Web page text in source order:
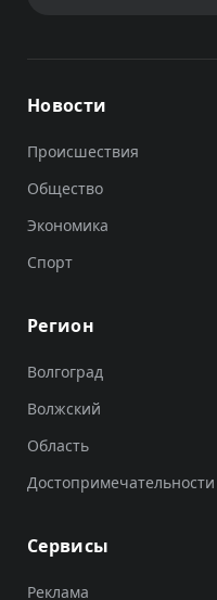
Новости
Происшествия
Общество
Экономика
Спорт
Регион
Волгоград
Волжский
Область
Достопримечательности
Сервисы
Реклама